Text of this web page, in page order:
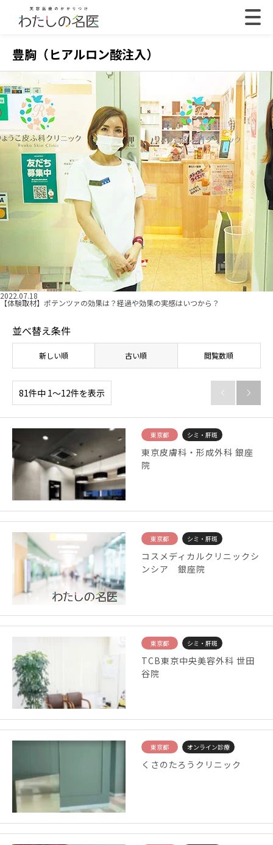
豊胸（ヒアルロン酸注入）
2022.07.18
【体験取材】ポテンツァの効果は？経過や効果の実感はいつから？
並べ替え条件
新しい順 古い順 閲覧数順
81件中 1〜12件を表示  
東京都 シミ・肝斑
東京皮膚科・形成外科 銀座
院
東京都 シミ・肝斑
コスメディカルクリニックシ
ンシア 銀座院
東京都 シミ・肝斑
TCB東京中央美容外科 世田
谷院
東京都 オンライン診療
くさのたろうクリニック